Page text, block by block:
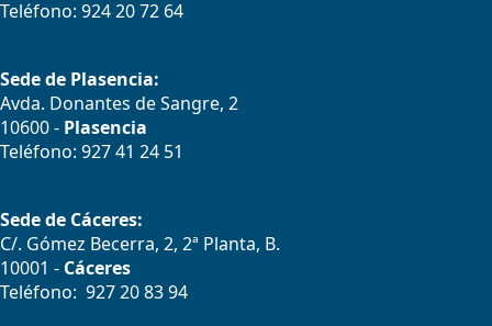
Teléfono: 924 20 72 64
Sede de Plasencia:
Avda. Donantes de Sangre, 2
10600 - Plasencia
Teléfono: 927 41 24 51
Sede de Cáceres:
C/. Gómez Becerra, 2, 2ª Planta, B.
10001 - Cáceres
Teléfono: 927 20 83 94